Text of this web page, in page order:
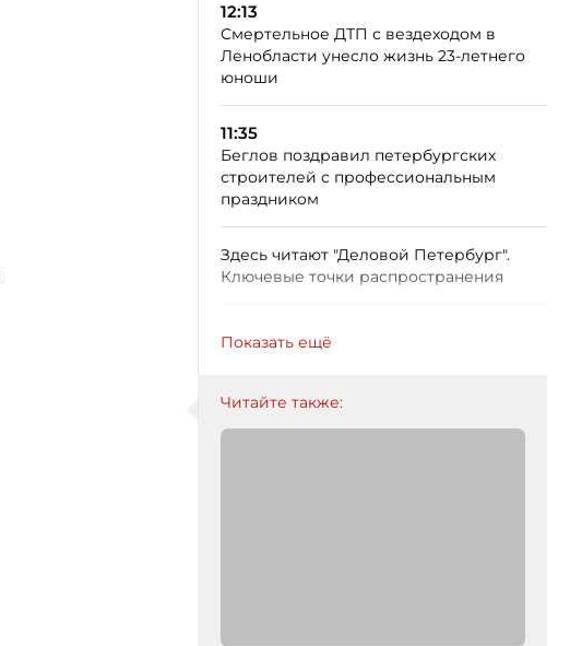
12:13
Смертельное ДТП с вездеходом в
Ленобласти унесло жизнь 23-летнего
юноши
11:35
Беглов поздравил петербургских
строителей с профессиональным
праздником
Здесь читают "Деловой Петербург".
Ключевые точки распространения
Показать ещё
Читайте также: